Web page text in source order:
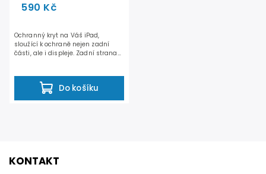
590 Kč
Do košíku
Ochranný kryt na Váš iPad,
sloužící k ochraně nejen zadní
části, ale i displeje. Zadní strana
KONTAKT